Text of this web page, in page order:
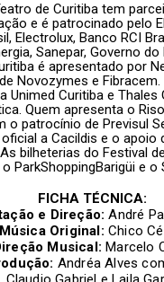
de Curitiba tem
e é patrocinado pelo
Electrolux, Banco RCI
Sanepar, Governo do
é apresentado por
Novozymes e Fibracem.
Unimed Curitiba e
Quem apresenta o
o patrocínio de Previsul
a Cacildis e o apoio
bilheterias do Festival
ParkShoppingBarigüi e o
FICHA TÉCNICA:
e Direção: André
Música Original: Chico
Musical: Marcelo
Andréa Alves